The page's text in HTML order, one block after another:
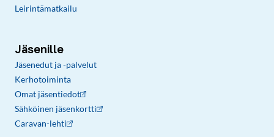
Leirintämatkailu
Jäsenille
Jäsenedut ja -palvelut
Kerhotoiminta
Omat jäsentiedot
Sähköinen jäsenkortti
Caravan-lehti